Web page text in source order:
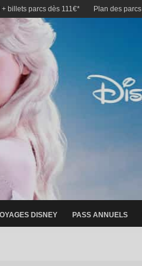
billets parcs dès 111€* Plan des parcs
DISNEY PASS ANNUELS